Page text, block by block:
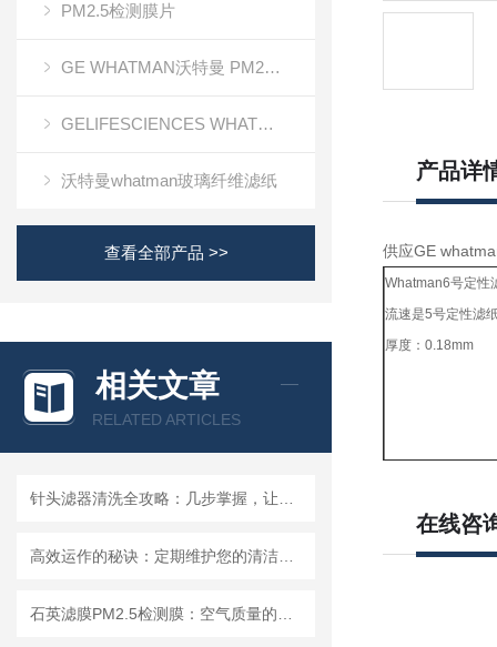
PM2.5检测膜片
GE WHATMAN沃特曼 PM2.5专用产品
GELIFESCIENCES WHATMAN 转印记膜杂交膜
沃特曼whatman玻璃纤维滤纸
查看全部产品 >>
相关文章
RELATED ARTICLES
产品详
供应GE
Whatman6号定性
流速是5号定性滤
厚度：0.18mm
在线咨